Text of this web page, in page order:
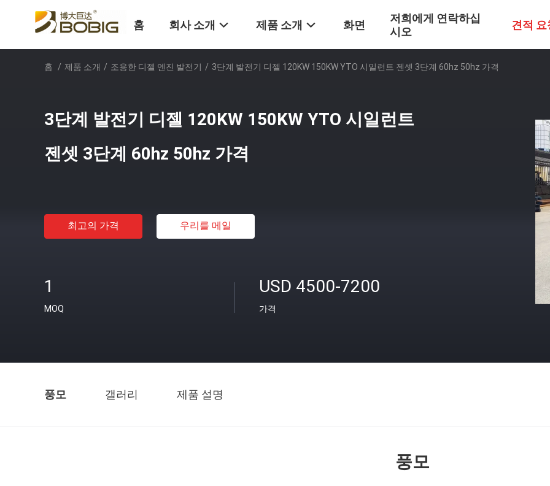
홈 회사 소개 제품 소개 화면
저희에게 연락하십
시오
견적 요
홈 / 제품 소개 / 조용한 디젤 엔진 발전기 / 3단계 발전기 디젤 120KW 150KW YTO 시일런트 젠셋 3단계 60hz 50hz 가격
3단계 발전기 디젤 120KW 150KW YTO 시일런트
젠셋 3단계 60hz 50hz 가격
최고의 가격 우리를 메일
1
MOQ
USD 4500-7200
가격
풍모 갤러리 제품 설명
풍모